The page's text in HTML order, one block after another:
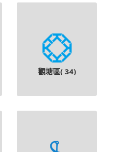
觀塘區( 34)